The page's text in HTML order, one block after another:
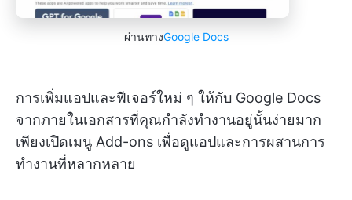
ผ่านทางGoogle Docs
การเพิ่มแอปและฟีเจอร์ใหม่ ๆ ให้กับ Google Docs
จากภายในเอกสารที่คุณกำลังทำงานอยู่นั้นง่ายมาก
เพียงเปิดเมนู Add-ons เพื่อดูแอปและการผสานการ
ทำงานที่หลากหลาย